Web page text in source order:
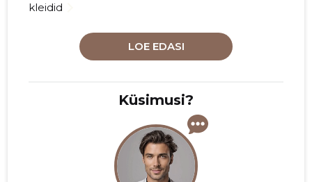
kleidid
LOE EDASI
Küsimusi?